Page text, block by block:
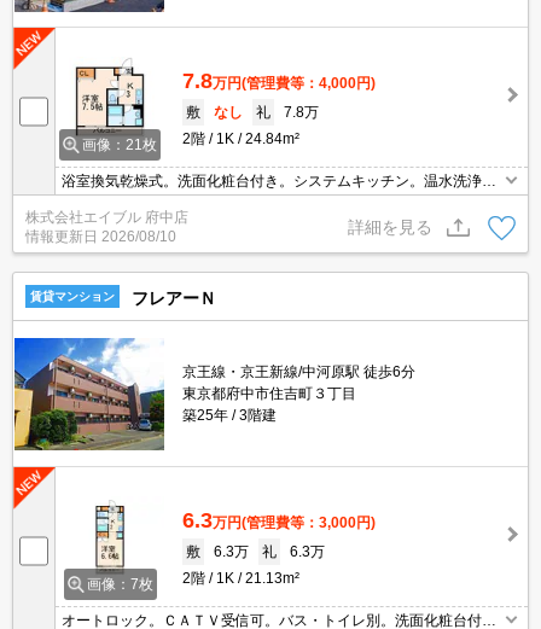
画像：21枚
7.8万円(管理費等：4,000円)
敷
なし 礼
7.8万
2階
1K 24.84m²
浴室換気乾燥式。洗面化粧台付き。システムキッチン。温水洗浄便
座付き。バス・トイレ別。TVインターホン付き。クローゼット付。
バルコニー。防犯シャッター。最上階。インターネット無料。エア
コン付き。
株式会社エイブル 府中店
情報更新日 2026/08/10
詳細を見る
賃貸マンション フレアーＮ
京王線・京王新線/中河原駅 徒歩6分
東京都府中市住吉町３丁目
築25年
3階建
画像：7枚
6.3万円(管理費等：3,000円)
敷
6.3万 礼
6.3万
2階
1K 21.13m²
オートロック。ＣＡＴＶ受信可。バス・トイレ別。洗面化粧台付